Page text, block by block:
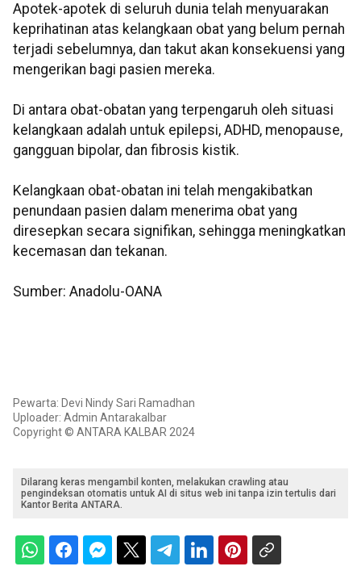
Apotek-apotek di seluruh dunia telah menyuarakan
keprihatinan atas kelangkaan obat yang belum pernah
terjadi sebelumnya, dan takut akan konsekuensi yang
mengerikan bagi pasien mereka.
Di antara obat-obatan yang terpengaruh oleh situasi
kelangkaan adalah untuk epilepsi, ADHD, menopause,
gangguan bipolar, dan fibrosis kistik.
Kelangkaan obat-obatan ini telah mengakibatkan
penundaan pasien dalam menerima obat yang
diresepkan secara signifikan, sehingga meningkatkan
kecemasan dan tekanan.
Sumber: Anadolu-OANA
Pewarta: Devi Nindy Sari Ramadhan
Uploader: Admin Antarakalbar
Copyright © ANTARA KALBAR 2024
Dilarang keras mengambil konten, melakukan crawling atau
pengindeksan otomatis untuk AI di situs web ini tanpa izin tertulis dari
Kantor Berita ANTARA.